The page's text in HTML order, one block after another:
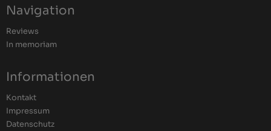
Navigation
Reviews
In memoriam
Informationen
Kontakt
Impressum
Datenschutz